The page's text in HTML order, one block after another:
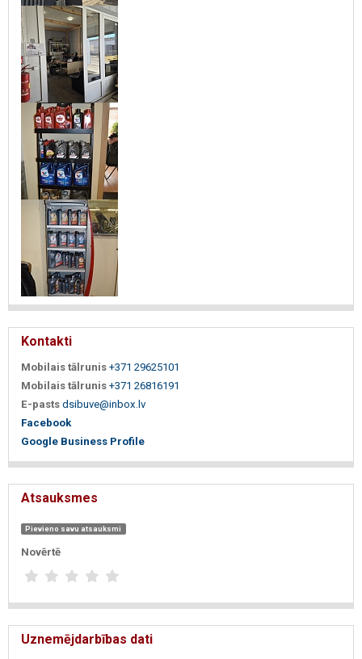
Kontakti
Mobilais tālrunis +371 29625101
Mobilais tālrunis +371 26816191
E-pasts dsibuve@inbox.lv
Facebook
Google Business Profile
Atsauksmes
Pievieno savu atsauksmi
Novērtē
Uznemējdarbības dati